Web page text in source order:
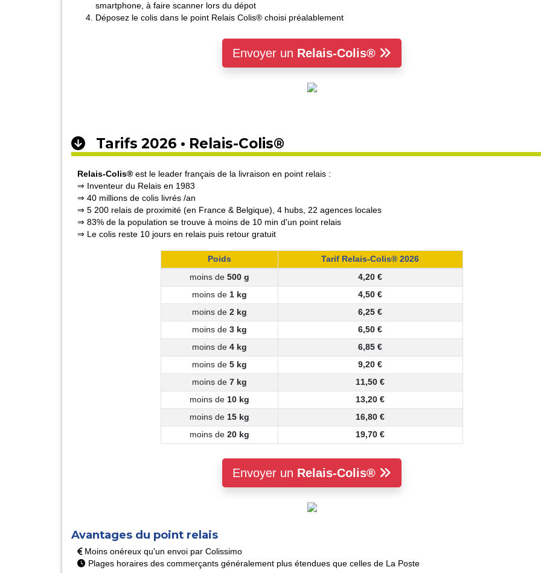
smartphone, à faire scanner lors du dépot
Déposez le colis dans le point Relais Colis® choisi préalablement
Envoyer un Relais-Colis®
Tarifs 2026 • Relais-Colis®
Relais-Colis®est le leader français de la livraison en point relais :
⇒ Inventeur du Relais en 1983
⇒ 40 millions de colis livrés /an
⇒ 5 200 relais de proximité (en France & Belgique), 4 hubs, 22 agences locales
⇒ 83% de la population se trouve à moins de 10 min d'un point relais
⇒ Le colis reste 10 jours en relais puis retour gratuit
Poids
Tarif Relais-Colis® 2026
moins de500 g
4,20 €
moins de1 kg
4,50 €
moins de2 kg
6,25 €
moins de3 kg
6,50 €
moins de4 kg
6,85 €
moins de5 kg
9,20 €
moins de7 kg
11,50 €
moins de10 kg
13,20 €
moins de15 kg
16,80 €
moins de20 kg 19,70 €
Envoyer un Relais-Colis®
Avantages du point relais
Moins onéreux qu'un envoi par Colissimo
Plages horaires des commerçants généralement plus étendues que celles de La Poste